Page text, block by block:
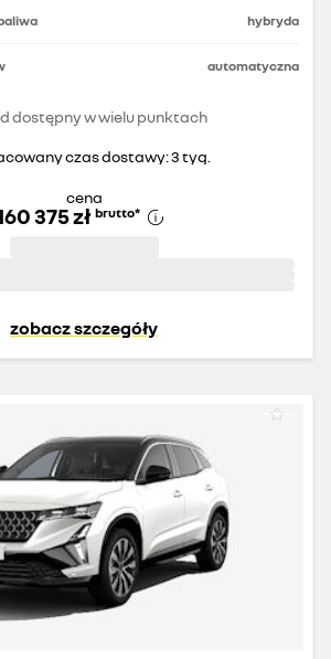
hybryda
automatyczna
dostępny w wielu punktach
czas dostawy: 3 tyg.
cena
375 zł brutto*
zobacz szczegóły